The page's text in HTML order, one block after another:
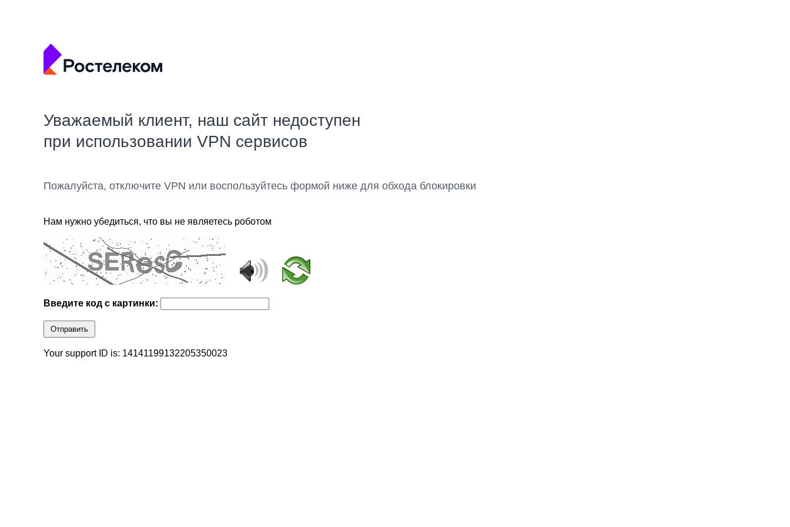
Уважаемый клиент, наш сайт недоступен
при использовании VPN сервисов
Пожалуйста, отключите VPN или воспользуйтесь формой ниже для обхода блокировки
Нам нужно убедиться, что вы не являетесь роботом
Введите код с картинки:
Отправить
Your support ID is: 14141199132205350023